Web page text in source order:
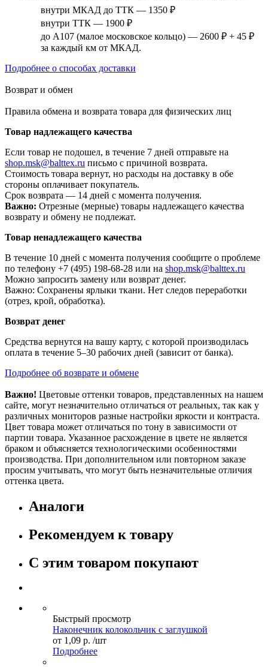
внутри МКАД до ТТК — 1350 ₽
внутри ТТК — 1900 ₽
до А107 (малое московское кольцо) — 2600 ₽ + 45 ₽
за каждый км от МКАД.
Подробнее о способах доставки
Возврат и обмен
Правила обмена и возврата товара для физических лиц
Товар надлежащего качества
Если товар не подошел, в течение 7 дней отправьте на
shop.msk@balttex.ru письмо с причиной возврата.
Стоимость товара вернут, но расходы на доставку в обе
стороны оплачивает покупатель.
Срок возврата — 14 дней с момента получения.
Важно: Отрезные (мерные) товары надлежащего качества
возврату и обмену не подлежат.
Товар ненадлежащего качества
В течение 10 дней с момента получения сообщите о проблеме
по телефону +7 (495) 198-68-28 или на shop.msk@balttex.ru
Можно запросить замену или возврат денег.
Важно: Сохранены ярлыки ткани. Нет следов переработки
(отрез, крой, обработка).
Возврат денег
Средства вернутся на вашу карту, с которой производилась
оплата в течение 5–30 рабочих дней (зависит от банка).
Подробнее об возврате и обмене
Важно! Цветовые оттенки товаров, представленных на нашем
сайте, могут незначительно отличаться от реальных, так как у
различных мониторов разные настройки яркости и контраста.
Цвет товара может отличаться по тону в зависимости от
партии товара. Указанное расхождение в цвете не является
браком и объясняется технологическими особенностями
производства. При дополнительном или повторном заказе
просим учитывать, что могут быть незначительные отличия
оттенка цвета.
Аналоги
Рекомендуем к товару
С этим товаром покупают
Быстрый просмотр
Наконечник колокольчик с заглушкой
от 1,09 р. /шт
Подробнее